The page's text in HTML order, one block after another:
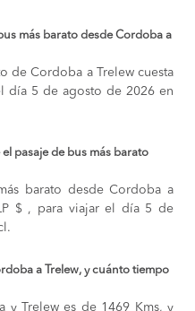
más barato desde Cordoba a
de Cordoba a Trelew cuesta
día 5 de agosto de 2026 en
pasaje de bus más barato
barato desde Cordoba a
$ , para viajar el día 5 de
a Trelew, y cuánto tiempo
y Trelew es de 1469 Kms, y